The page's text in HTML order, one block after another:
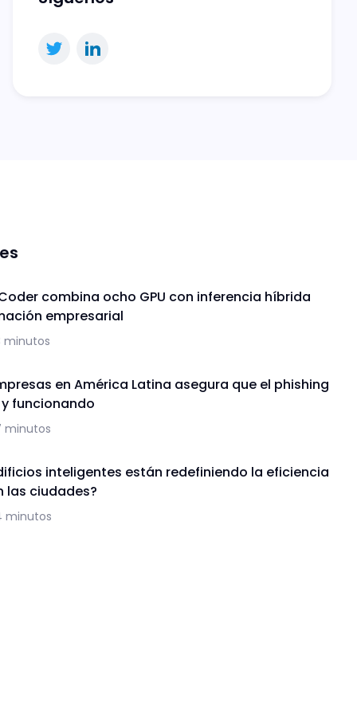
combina ocho GPU con inferencia híbrida
empresarial
minutos
en América Latina asegura que el phishing
funcionando
minutos
inteligentes están redefiniendo la eficiencia
las ciudades?
minutos